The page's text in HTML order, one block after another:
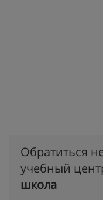
Обратиться
учебный
школа